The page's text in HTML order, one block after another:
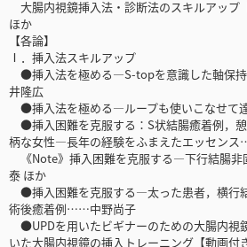
大腸内視鏡挿入法・診断法のスキルアッ
ほか
【各論】
Ⅰ．挿入法スキルアップ
●挿入法を極める―S-topを意識した軸保
井隆広
●挿入法を極める―ループも使いこなせて
●挿入困難を克服する：S状結腸癒着例，
柄な女性―長年の経験をふまえたエッセン
《Note》挿入困難を克服する―下行結腸
泰 ほか
●挿入困難を克服する―太った患者，横行
術後癒着例……中野尚子
●UPDを用いたビギナーのための大腸内視
いた大腸内視鏡の挿入トレーニング【動画